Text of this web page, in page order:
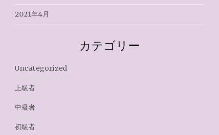
2021年4月
カテゴリー
Uncategorized
上級者
中級者
初級者